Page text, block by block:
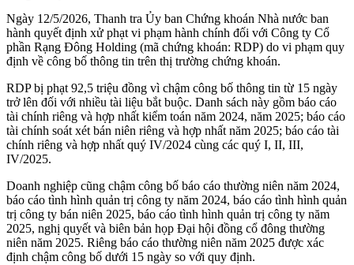
Ngày 12/5/2026, Thanh tra Ủy ban Chứng khoán Nhà nước ban
hành quyết định xử phạt vi phạm hành chính đối với Công ty Cổ
phần Rạng Đông Holding (mã chứng khoán: RDP) do vi phạm quy
định về công bố thông tin trên thị trường chứng khoán.
RDP bị phạt 92,5 triệu đồng vì chậm công bố thông tin từ 15 ngày
trở lên đối với nhiều tài liệu bắt buộc. Danh sách này gồm báo cáo
tài chính riêng và hợp nhất kiểm toán năm 2024, năm 2025; báo cáo
tài chính soát xét bán niên riêng và hợp nhất năm 2025; báo cáo tài
chính riêng và hợp nhất quý IV/2024 cùng các quý I, II, III,
IV/2025.
Doanh nghiệp cũng chậm công bố báo cáo thường niên năm 2024,
báo cáo tình hình quản trị công ty năm 2024, báo cáo tình hình quản
trị công ty bán niên 2025, báo cáo tình hình quản trị công ty năm
2025, nghị quyết và biên bản họp Đại hội đồng cổ đông thường
niên năm 2025. Riêng báo cáo thường niên năm 2025 được xác
định chậm công bố dưới 15 ngày so với quy định.